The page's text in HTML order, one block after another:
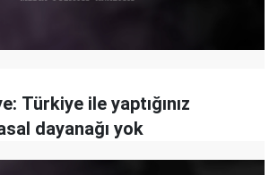
Türkiye ile yaptığınız
dayanağı yok